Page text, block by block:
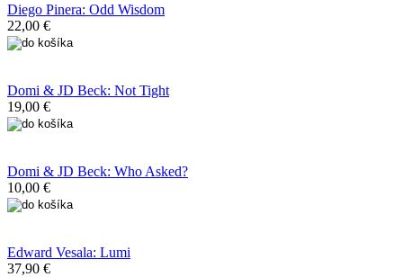
Diego Pinera: Odd Wisdom
22,00 €
Domi & JD Beck: Not Tight
19,00 €
Domi & JD Beck: Who Asked?
10,00 €
Edward Vesala: Lumi
37,90 €